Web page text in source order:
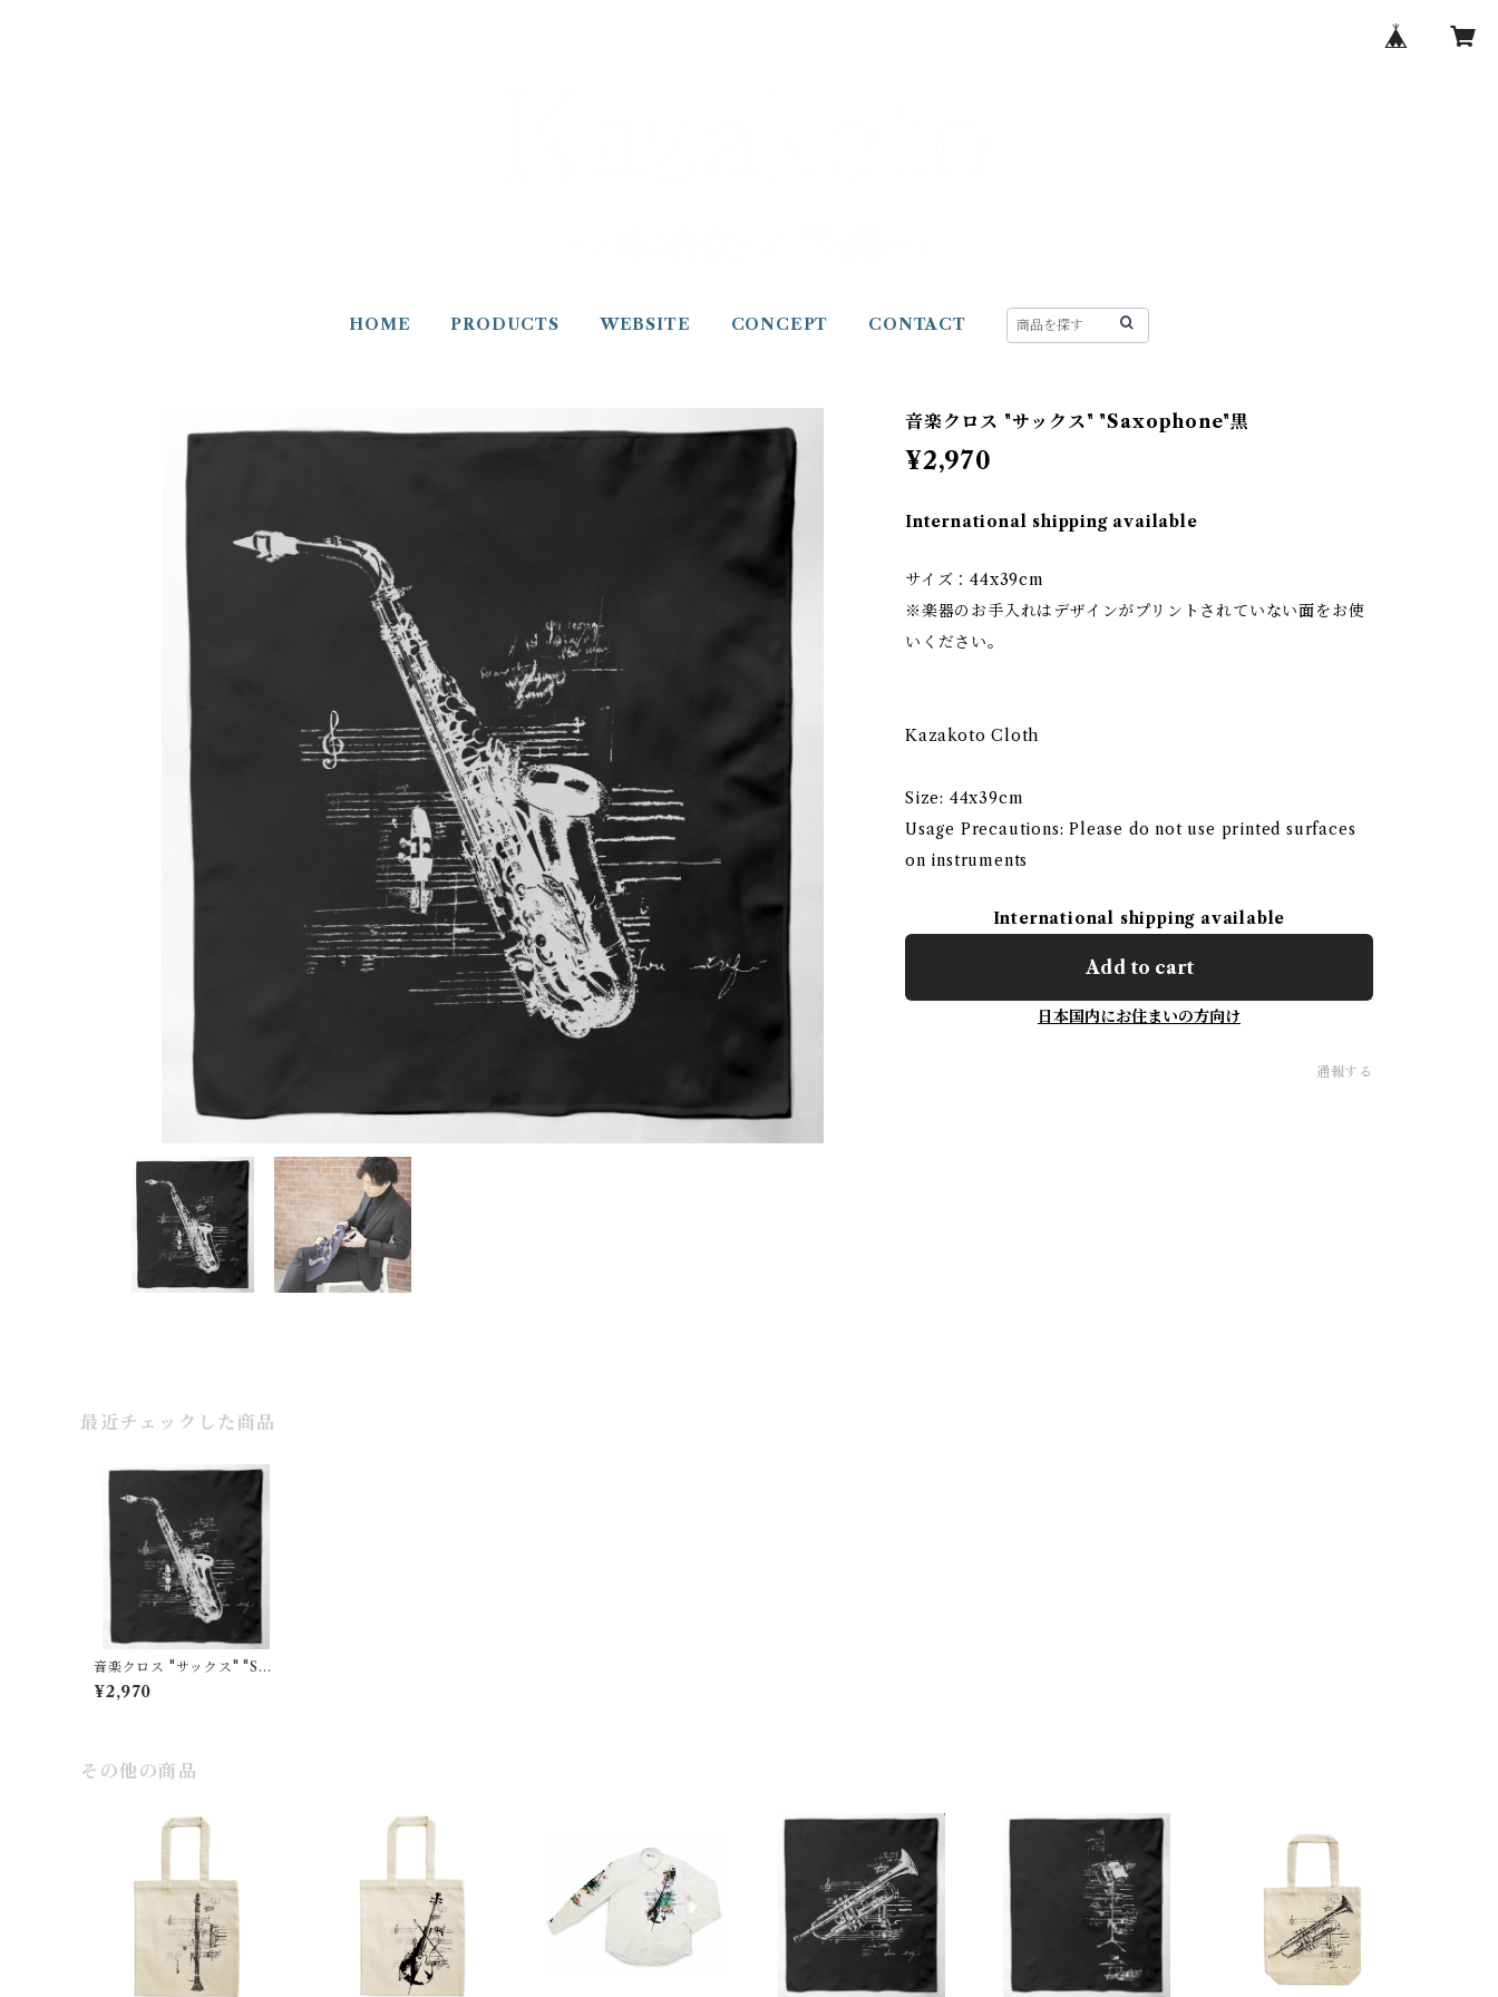
HOME PRODUCTS WEBSITE CONCEPT CONTACT
音楽クロス "サックス" "Saxophone"黒
¥2,970
International shipping available
サイズ：44x39cm
※楽器のお手入れはデザインがプリントされていない面をお使
いください。
Kazakoto Cloth
Size: 44x39cm
Usage Precautions: Please do not use printed surfaces
on instruments
International shipping available
Add to cart
日本国内にお住まいの方向け
通報する
最近チェックした商品
音楽クロス "サックス" "Sax
ophone"黒
¥2,970
その他の商品